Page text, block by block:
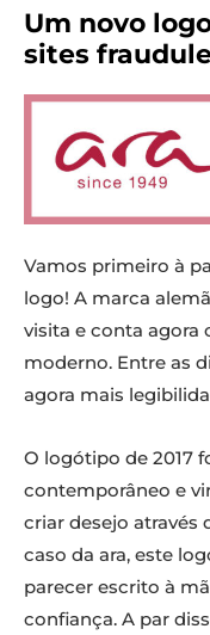
Um novo
sites
Vamos primeiro à
logo! A marca
visita e conta
moderno. Entre as
agora mais
O logótipo de 2017
contemporâneo e
criar desejo através
caso da ara, este
parecer escrito à
confiança. A par